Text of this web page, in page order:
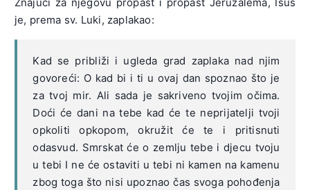
je, prema sv. Luki, zaplakao:
Kad se približi i ugleda grad zaplaka nad njim
govoreći: O kad bi i ti u ovaj dan spoznao što je
za tvoj mir. Ali sada je sakriveno tvojim očima.
Doći će dani na tebe kad će te neprijatelji tvoji
opkoliti opkopom, okružit će te i pritisnuti
odasvud. Smrskat će o zemlju tebe i djecu tvoju
u tebi I ne će ostaviti u tebi ni kamen na kamenu
zbog toga što nisi upoznao čas svoga pohođenja